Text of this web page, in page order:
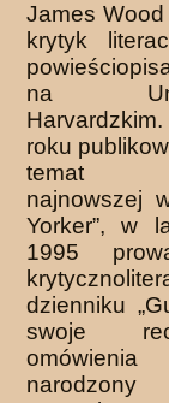
James
krytyk
na
roku
temat
najnowszej
Yorker”, w
1995
dzienniku
swoje